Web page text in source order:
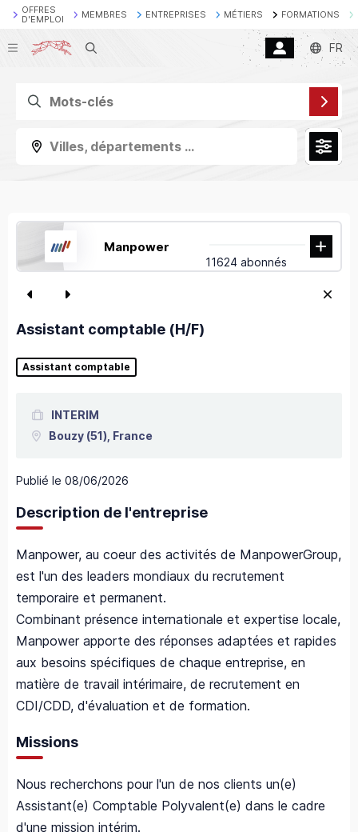
OFFRES
D'EMPLOI
MEMBRES ENTREPRISES MÉTIERS FORMATIONS
Recherche FR
Villes, départements ...
Manpower
11624 abonnés
Assistant comptable (H/F)
Assistant comptable
INTERIM
Bouzy (51), France
Publié le 08/06/2026
Description de l'entreprise
Manpower, au coeur des activités de ManpowerGroup,
est l'un des leaders mondiaux du recrutement
temporaire et permanent.
Combinant présence internationale et expertise locale,
Manpower apporte des réponses adaptées et rapides
aux besoins spécifiques de chaque entreprise, en
matière de travail intérimaire, de recrutement en
CDI/CDD, d'évaluation et de formation.
Missions
Nous recherchons pour l'un de nos clients un(e)
Assistant(e) Comptable Polyvalent(e) dans le cadre
d'une mission intérim.